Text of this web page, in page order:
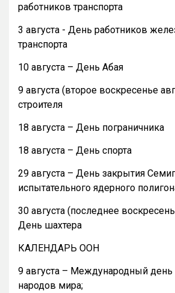
работников транспорта
3 августа - День работников
транспорта
10 августа – День Абая
9 августа (второе воскресенье
строителя
18 августа – День пограничника
18 августа – День спорта
29 августа – День закрытия
испытательного ядерного
30 августа (последнее
День шахтера
КАЛЕНДАРЬ ООН
9 августа – Международный
народов мира;